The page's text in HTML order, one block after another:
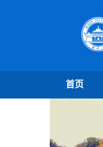
首页